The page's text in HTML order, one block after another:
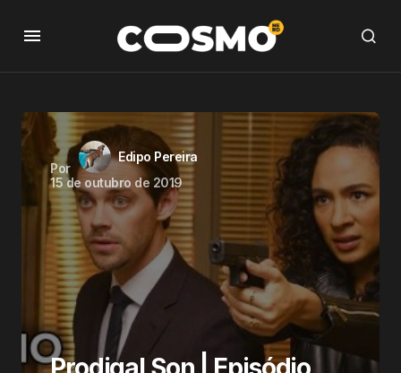
Por
Edipo Pereira
15 de outubro de 2019